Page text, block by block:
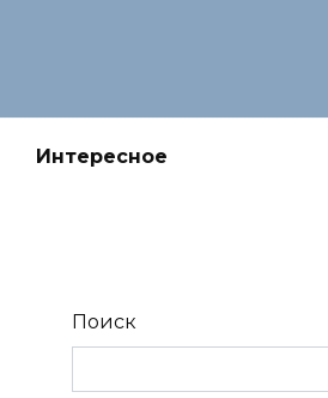
Интересное
Поиск